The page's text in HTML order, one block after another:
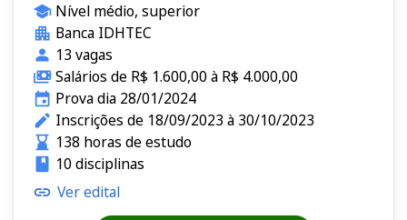
Nível médio, superior
Banca IDHTEC
13 vagas
Salários de R$ 1.600,00 à R$ 4.000,00
Prova dia 28/01/2024
Inscrições de 18/09/2023 à 30/10/2023
138 horas de estudo
10 disciplinas
Ver edital